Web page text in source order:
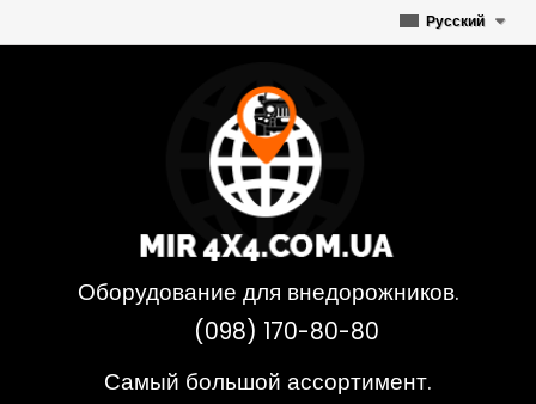
Русский
Оборудование для внедорожников.
(098) 170-80-80
Самый большой ассортимент.